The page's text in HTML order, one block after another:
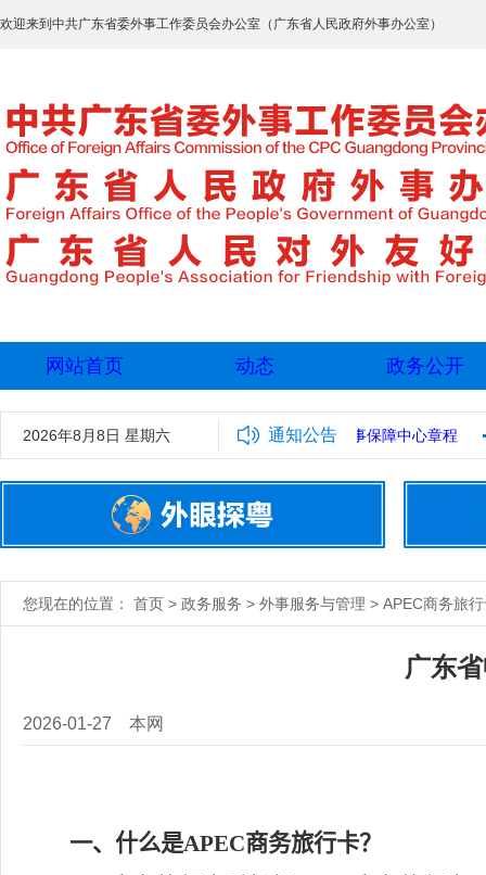
欢迎来到中共广东省委外事工作委员会办公室（广东省人民政府外事办公室）
网站首页 动态 政务公开
2026年8月8日 星期六 通知公告
年拟录用工作人员名单公示 广东省外事保障中心章程
您现在的位置： 首页 > 政务服务 > 外事服务与管理 > APEC商务旅
广东
2026-01-27 本网
一、什么是APEC商务旅行卡？